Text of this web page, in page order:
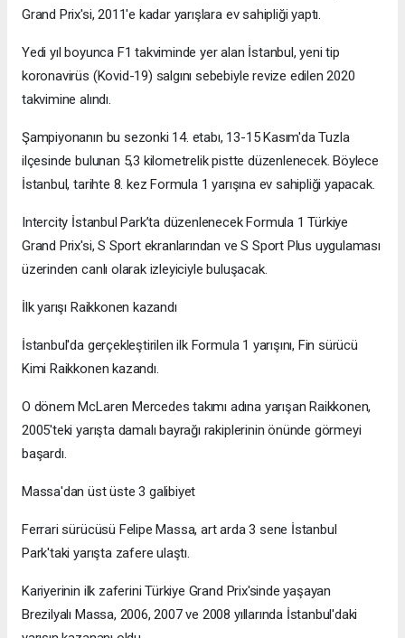
Grand Prix'si, 2011'e kadar yarışlara ev sahipliği yaptı.
Yedi yıl boyunca F1 takviminde yer alan İstanbul, yeni tip
koronavirüs (Kovid-19) salgını sebebiyle revize edilen 2020
takvimine alındı.
Şampiyonanın bu sezonki 14. etabı, 13-15 Kasım'da Tuzla
ilçesinde bulunan 5,3 kilometrelik pistte düzenlenecek. Böylece
İstanbul, tarihte 8. kez Formula 1 yarışına ev sahipliği yapacak.
Intercity İstanbul Park’ta düzenlenecek Formula 1 Türkiye
Grand Prix'si, S Sport ekranlarından ve S Sport Plus uygulaması
üzerinden canlı olarak izleyiciyle buluşacak.
İlk yarışı Raikkonen kazandı
İstanbul'da gerçekleştirilen ilk Formula 1 yarışını, Fin sürücü
Kimi Raikkonen kazandı.
O dönem McLaren Mercedes takımı adına yarışan Raikkonen,
2005'teki yarışta damalı bayrağı rakiplerinin önünde görmeyi
başardı.
Massa'dan üst üste 3 galibiyet
Ferrari sürücüsü Felipe Massa, art arda 3 sene İstanbul
Park'taki yarışta zafere ulaştı.
Kariyerinin ilk zaferini Türkiye Grand Prix'sinde yaşayan
Brezilyalı Massa, 2006, 2007 ve 2008 yıllarında İstanbul'daki